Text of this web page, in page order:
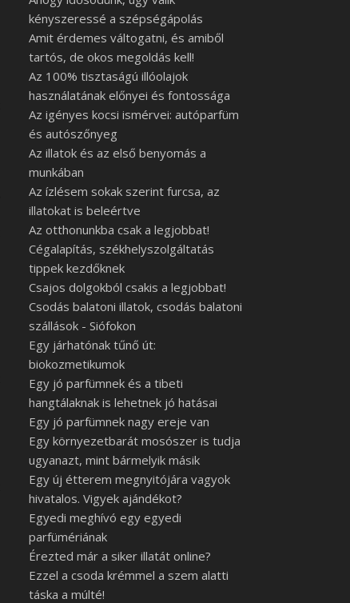
kényszeressé a szépségápolás
Amit érdemes váltogatni, és amiből
tartós, de okos megoldás kell!
Az 100% tisztaságú illóolajok
használatának előnyei és fontossága
Az igényes kocsi ismérvei: autóparfüm
és autószőnyeg
Az illatok és az első benyomás a
munkában
Az ízlésem sokak szerint furcsa, az
illatokat is beleértve
Az otthonunkba csak a legjobbat!
Cégalapítás, székhelyszolgáltatás
tippek kezdőknek
Csajos dolgokból csakis a legjobbat!
Csodás balatoni illatok, csodás balatoni
szállások - Siófokon
Egy járhatónak tűnő út:
biokozmetikumok
Egy jó parfümnek és a tibeti
hangtálaknak is lehetnek jó hatásai
Egy jó parfümnek nagy ereje van
Egy környezetbarát mosószer is tudja
ugyanazt, mint bármelyik másik
Egy új étterem megnyitójára vagyok
hivatalos. Vigyek ajándékot?
Egyedi meghívó egy egyedi
parfümériának
Érezted már a siker illatát online?
Ezzel a csoda krémmel a szem alatti
táska a múlté!